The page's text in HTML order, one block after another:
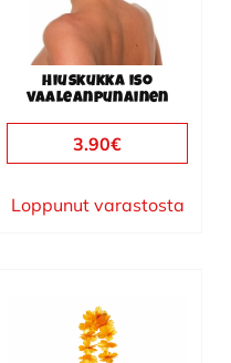
Hiuskukka iso
vaaleanpunainen
3.90€
Loppunut varastosta